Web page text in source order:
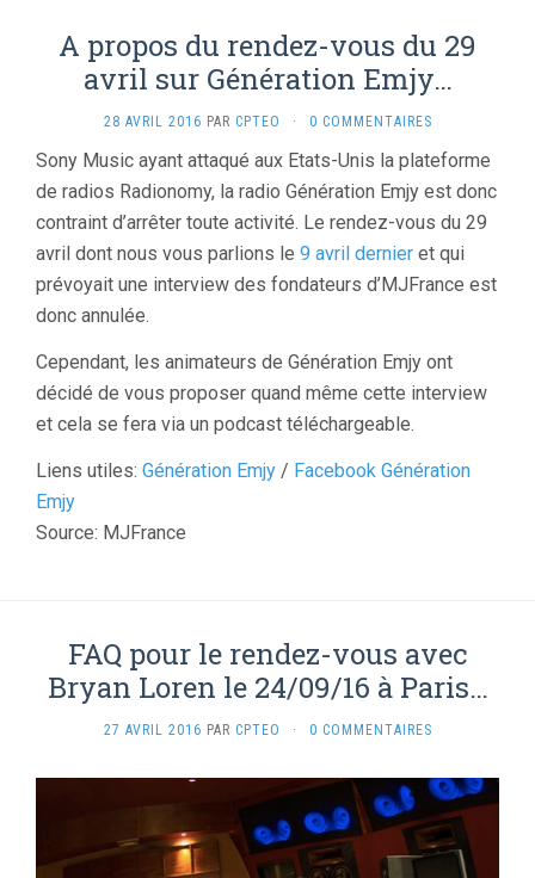
A propos du rendez-vous du 29
avril sur Génération Emjy…
28 AVRIL 2016 PAR CPTEO · 0 COMMENTAIRES
Sony Music ayant attaqué aux Etats-Unis la plateforme
de radios Radionomy, la radio Génération Emjy est donc
contraint d’arrêter toute activité. Le rendez-vous du 29
avril dont nous vous parlions le 9 avril dernier et qui
prévoyait une interview des fondateurs d’MJFrance est
donc annulée.
Cependant, les animateurs de Génération Emjy ont
décidé de vous proposer quand même cette interview
et cela se fera via un podcast téléchargeable.
Liens utiles: Génération Emjy / Facebook Génération
Emjy
Source: MJFrance
FAQ pour le rendez-vous avec
Bryan Loren le 24/09/16 à Paris…
27 AVRIL 2016 PAR CPTEO · 0 COMMENTAIRES